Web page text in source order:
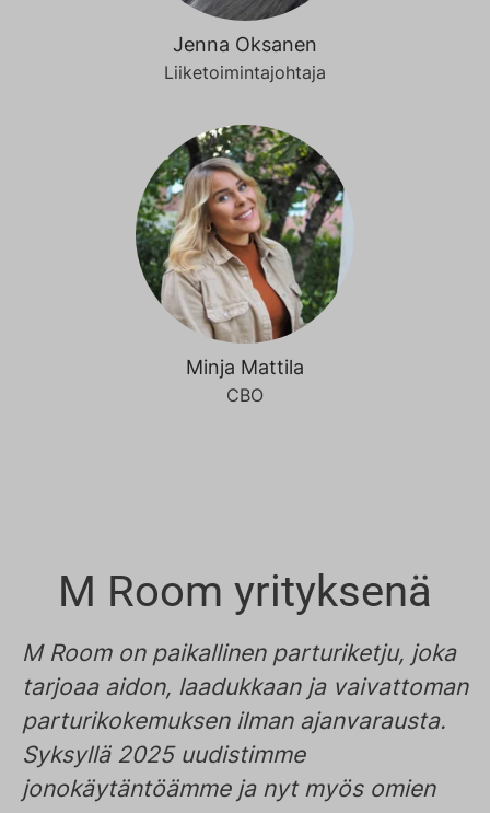
Jenna Oksanen
Liiketoimintajohtaja
Minja Mattila
CBO
M Room yrityksenä
M Room on paikallinen parturiketju, joka
tarjoaa aidon, laadukkaan ja vaivattoman
parturikokemuksen ilman ajanvarausta.
Syksyllä 2025 uudistimme
jonokäytäntöämme ja nyt myös omien